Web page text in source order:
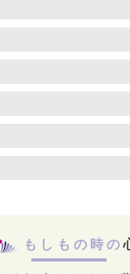
もしもの時の